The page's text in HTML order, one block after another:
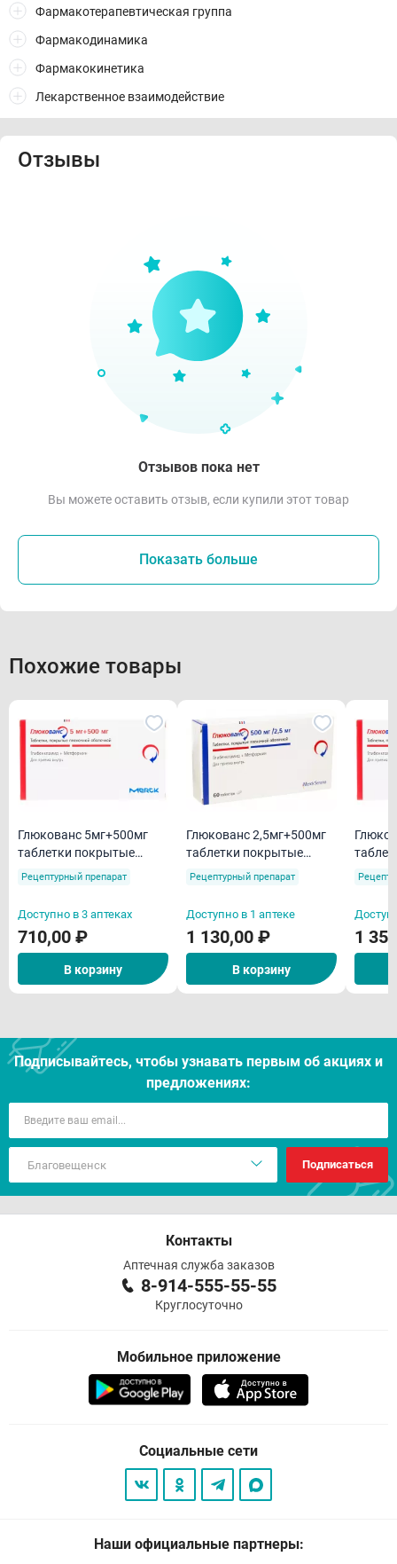
Фармакотерапевтическая группа
Фармакодинамика
Фармакокинетика
Лекарственное взаимодействие
Отзывы
Отзывов пока нет
Вы можете оставить отзыв, если купили этот товар
Показать больше
Похожие товары
Глюкованс 5мг+500мг
таблетки покрытые
пленочной оболочкой
Рецептурный препарат
Доступно в 3 аптеках
710,00 ₽
В корзину
Глюкованс 2,5мг+500мг
таблетки покрытые
пленочной оболочкой
Рецептурный препарат
Доступно в 1 аптеке
1 130,00 ₽
В корзину
1
Подписывайтесь, чтобы узнавать первым об акцияx и
предложениях:
Подписаться
Контакты
Аптечная служба заказов
8-914-555-55-55
Круглосуточно
Мобильное приложение
Социальные сети
Наши официальные партнеры: